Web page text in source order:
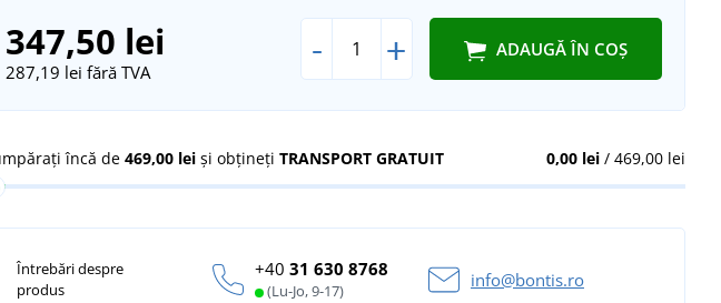
347,50 lei
287,19 lei fără TVA
- + ADAUGĂ ÎN COȘ
0,00 lei/ 469,00 lei
încă de 469,00 lei și obțineți TRANSPORT GRATUIT
Întrebări despre
produs
+40 31 630 8768
(Lu-Jo, 9-17)
info@bontis.ro